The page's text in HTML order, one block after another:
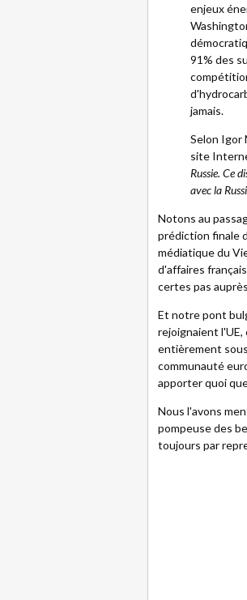
enjeux
91% des
jamais.
Selon Igor
site
Russie. Ce
avec la
Notons au
prédiction finale
médiatique du
d'affaires
certes pas
Et notre pont
rejoignaient
entièrement
communauté
apporter quoi
Nous l'avons
pompeuse des
toujours par